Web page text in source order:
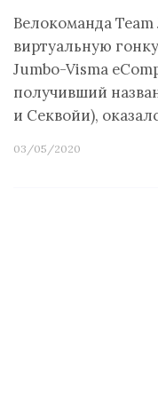
Велокоманда
виртуальную
Jumbo-Visma
получивший
и Секвойи),
03/05/2020